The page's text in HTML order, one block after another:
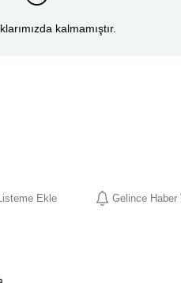
kalmamıştır.
Ekle Gelince Haber